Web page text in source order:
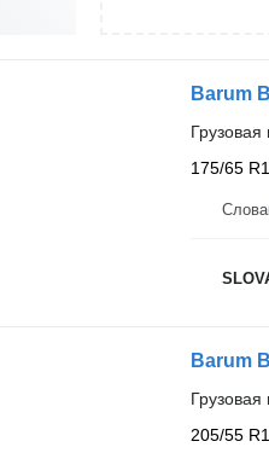
Barum
175/65
Barum
205/55